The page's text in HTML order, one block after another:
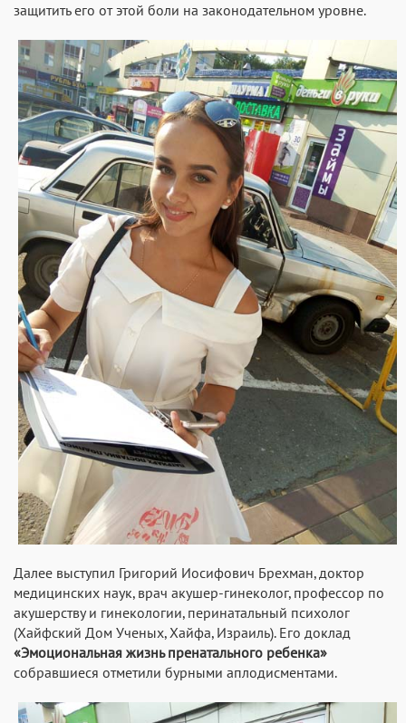
защитить его от этой боли на законодательном уровне.
Далее выступил Григорий Иосифович Брехман, доктор
медицинских наук, врач акушер-гинеколог, профессор по
акушерству и гинекологии, перинатальный психолог
(Хайфский Дом Ученых, Хайфа, Израиль). Его доклад
«Эмоциональная жизнь пренатального ребенка»
собравшиеся отметили бурными аплодисментами.